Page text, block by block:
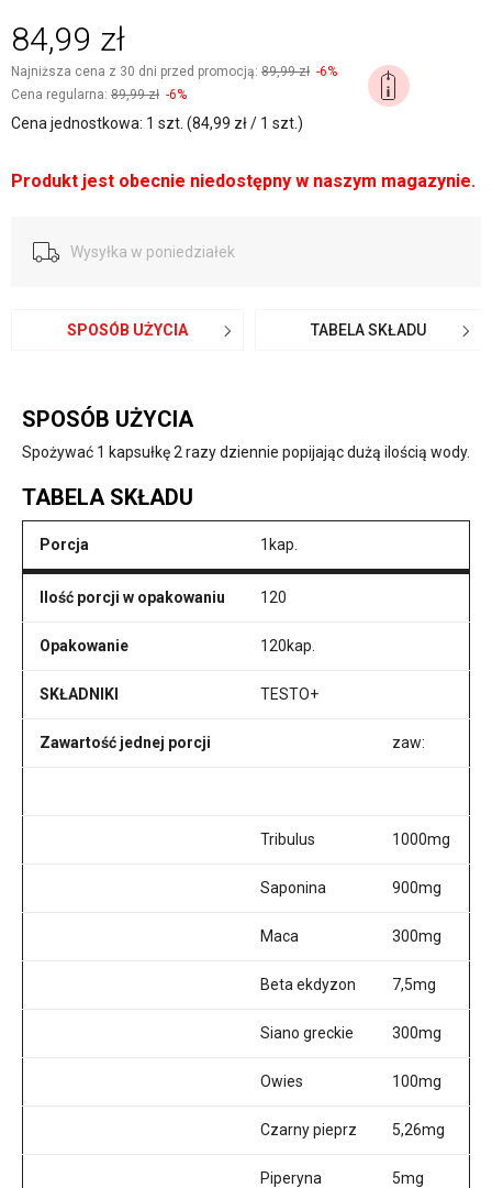
84,99 zł
Najniższa cena z 30 dni przed promocją: 89,99 zł -6%
Cena regularna: 89,99 zł -6%
Cena jednostkowa: 1 szt. (84,99 zł / 1 szt.)
Produkt jest obecnie niedostępny w naszym magazynie.
Wysyłka w poniedziałek
SPOSÓB UŻYCIA TABELA SKŁADU
SPOSÓB UŻYCIA
Spożywać 1 kapsułkę 2 razy dziennie popijając dużą ilością wody.
TABELA SKŁADU
Porcja 1kap.
Ilość porcji w opakowaniu 120
Opakowanie 120kap.
SKŁADNIKI TESTO+
Zawartość jednej porcji zaw:
Tribulus 1000mg
Saponina 900mg
Maca 300mg
Beta ekdyzon 7,5mg
Siano greckie 300mg
Owies 100mg
Czarny pieprz 5,26mg
Piperyna 5mg